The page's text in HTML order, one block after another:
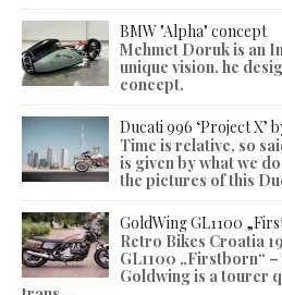
BMW "Alpha" concept
Mehmet Doruk is an
unique vision, he
concept.
Ducati 996 ‘Project X’
Time is relative, so
is given by what we
the pictures of this
GoldWing GL1100
Retro Bikes Croatia
GL1100 „Firstborn“
Goldwing is a tourer